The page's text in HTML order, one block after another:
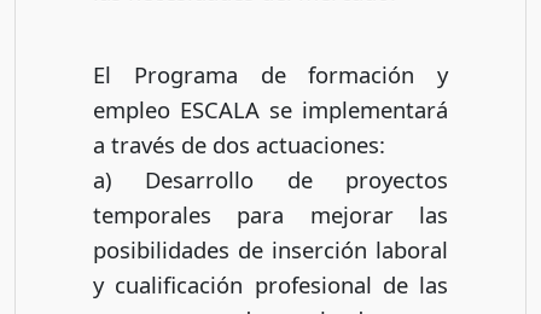
El Programa de formación y
empleo ESCALA se implementará
a través de dos actuaciones:
a) Desarrollo de proyectos
temporales para mejorar las
posibilidades de inserción laboral
y cualificación profesional de las